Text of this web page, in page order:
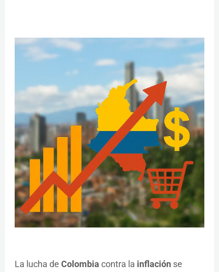
La lucha de Colombia contra la inflación se